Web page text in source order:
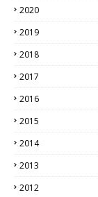
2020
2019
2018
2017
2016
2015
2014
2013
2012